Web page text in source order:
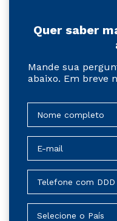
Quer saber
Mande sua
abaixo. Em breve